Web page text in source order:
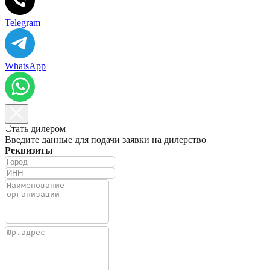
Telegram
WhatsApp
Стать дилером
Введите данные для подачи заявки на дилерство
Реквизиты